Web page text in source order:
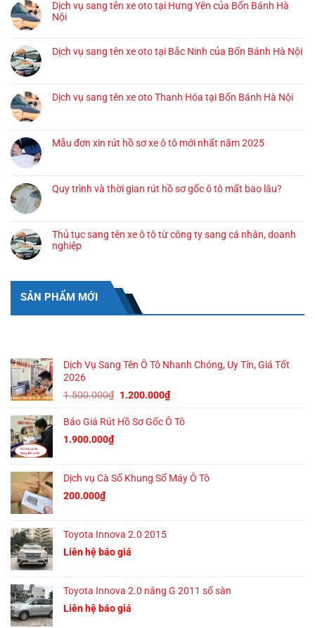
Dịch vụ sang tên xe oto tại Hưng Yên của Bốn Bánh Hà
Nội
Dịch vụ sang tên xe oto tại Bắc Ninh của Bốn Bánh Hà Nội
Dịch vụ sang tên xe oto Thanh Hóa tại Bốn Bánh Hà Nội
Mẫu đơn xin rút hồ sơ xe ô tô mới nhất năm 2025
Quy trình và thời gian rút hồ sơ gốc ô tô mất bao lâu?
Thủ tục sang tên xe ô tô từ công ty sang cá nhân, doanh
nghiệp
SẢN PHẨM MỚI
Dịch Vụ Sang Tên Ô Tô Nhanh Chóng, Uy Tín, Giá Tốt
2026
1.500.000₫ Giá
là:
1.200.000₫Giá
tại
Báo Giá Rút Hồ Sơ Gốc Ô Tô
1.900.000₫
Dịch vụ Cà Số Khung Số Máy Ô Tô
200.000₫
Toyota Innova 2.0 2015
Liên hệ báo giá
Toyota Innova 2.0 nâng G 2011 số sàn
Liên hệ báo giá